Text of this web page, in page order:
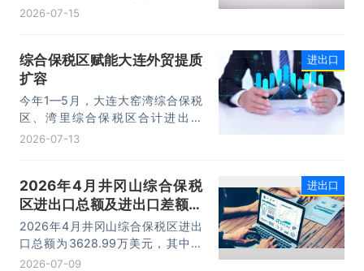
走势稳健。据海关统计，今年上半
14.73万亿元，增长13.4%，进口
10.74万亿元，增长22.1%。
2026-07-15
综合保税区赋能大连外贸提质
扩容
今年1—5月，大连大窑湾综合保税
区、湾里综合保税区合计进出口
332.22亿元，同比增长21%，占大
台。
2026-07-13
进出口
2026年4月井冈山综合保税
区进出口总额及进出口差额统
计分析
2026年4月井冈山综合保税区进出
口总额为3628.99万美元，其中：
出口额为1562.95万美元，进口额为
2026-07-09
进出口